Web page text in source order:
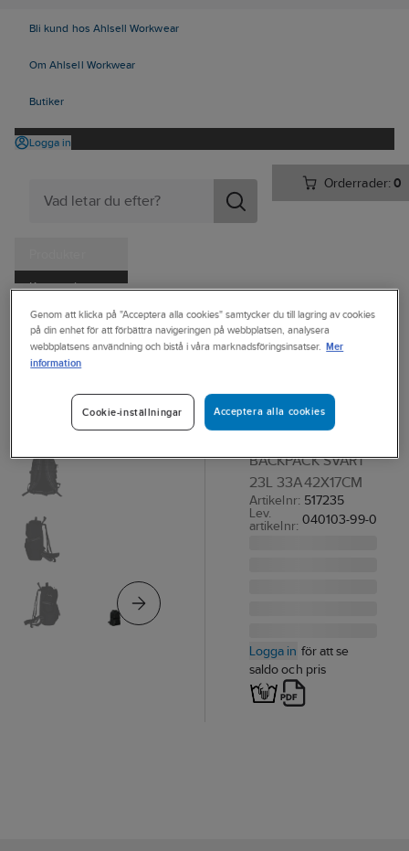
Bli kund hos Ahlsell Workwear
Om Ahlsell Workwear
Butiker
Logga in
Orderrader:0
Kampanjer
Tjänster
Kataloger
Ahlsell Produkter Arbetsplats Förvaring
Väskor och lådor
Övriga väskor och bagar
Ryggsäck
Clique
BACKPACK SVART
23L 33A42X17CM
Artikelnr: 517235
Lev.
artikelnr: 040103-99-0
Logga in för att se
saldo och pris
Genom att klicka på "Acceptera alla cookies" samtycker du till lagring av cookies
på din enhet för att förbättra navigeringen på webbplatsen, analysera
webbplatsens användning och bistå i våra marknadsföringsinsatser. Mer
information
Acceptera alla cookies
Cookie-inställningar